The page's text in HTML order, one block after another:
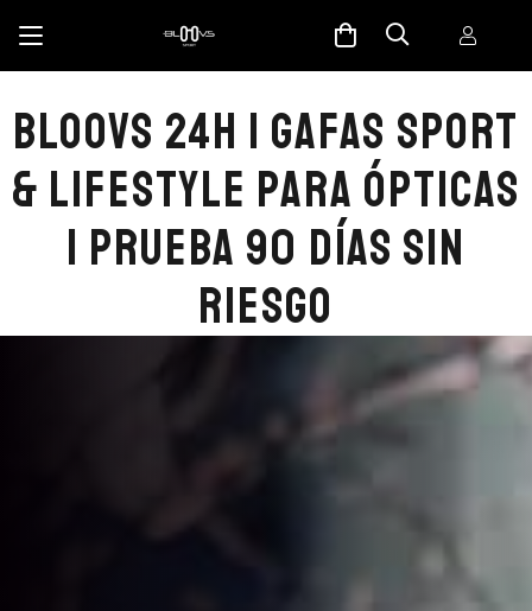
BLOOVS 24H | GAFAS SPORT
& LIFESTYLE PARA ÓPTICAS
| PRUEBA 90 DÍAS SIN
RIESGO